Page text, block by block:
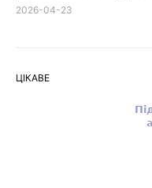
2026-04-23
ЦІКАВЕ